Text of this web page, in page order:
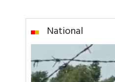
National